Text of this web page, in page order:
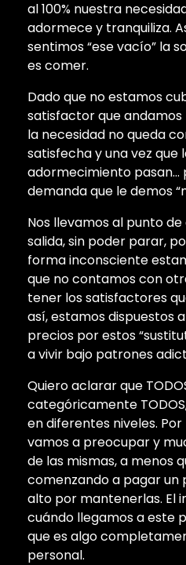
al 100% nuestra
adormece y tranquiliza.
sentimos “ese vacío” la
es comer.
Dado que no estamos
satisfactor que
la necesidad no queda
satisfecha y una vez que
adormecimiento pasan…
demanda que le demos
Nos llevamos al punto
salida, sin poder parar,
forma inconsciente
que no contamos con
tener los satisfactores
así, estamos dispuestos
precios por estos
a vivir bajo patrones
Quiero aclarar que
categóricamente
en diferentes niveles.
vamos a preocupar y
de las mismas, a menos
comenzando a pagar
alto por mantenerlas. El
cuándo llegamos a este
que es algo
personal.